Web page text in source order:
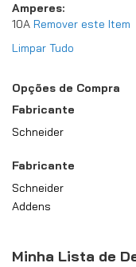
Amperes
10A Remover este Item
Limpar Tudo
Opções de Compra
Fabricante
Schneider
Fabricante
Schneider
Addens
Minha Lista de